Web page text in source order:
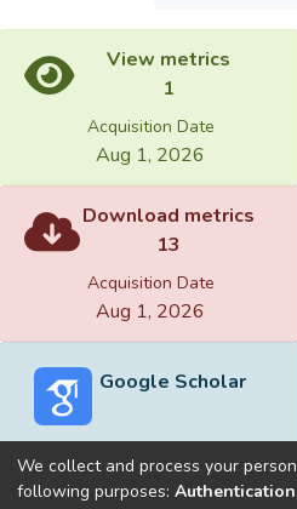
View metrics
1
Acquisition Date
Aug 1, 2026
Download metrics
13
Acquisition Date
Aug 1, 2026
Google Scholar
We collect and process your
following purposes: